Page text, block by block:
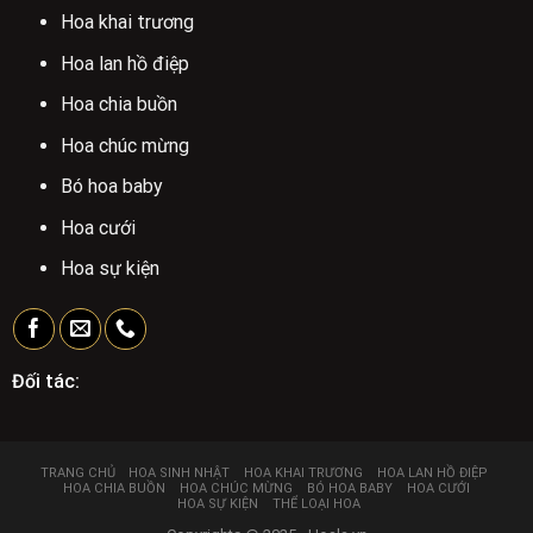
Hoa khai trương
Hoa lan hồ điệp
Hoa chia buồn
Hoa chúc mừng
Bó hoa baby
Hoa cưới
Hoa sự kiện
Đối tác:
TRANG CHỦ HOA SINH NHẬT HOA KHAI TRƯƠNG
HOA LAN HỒ ĐIỆP
HOA CHIA BUỒN
HOA CHÚC MỪNG BÓ HOA BABY
HOA CƯỚI
HOA SỰ KIỆN
THỂ LOẠI HOA